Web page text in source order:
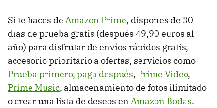
Si te haces de Amazon Prime, dispones de 30
días de prueba gratis (después 49,90 euros al
año) para disfrutar de envíos rápidos gratis,
accesorio prioritario a ofertas, servicios como
Prueba primero, paga después, Prime Video,
Prime Music, almacenamiento de fotos ilimitado
o crear una lista de deseos en Amazon Bodas.